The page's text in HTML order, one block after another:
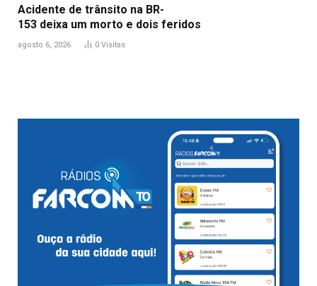
Acidente de trânsito na BR-
153 deixa um morto e dois feridos
agosto 6, 2026 0 Visitas